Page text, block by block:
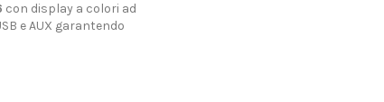
con display a colori ad
e AUX garantendo